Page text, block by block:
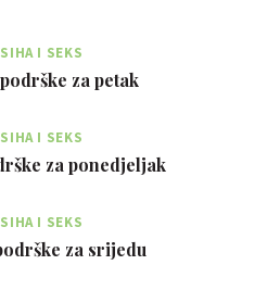
I SEKS
za petak
I SEKS
za ponedjeljak
I SEKS
za srijedu